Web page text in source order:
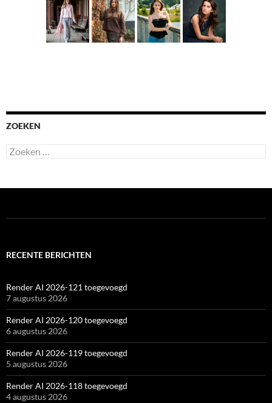
ZOEKEN
Zoeken
naar:
RECENTE BERICHTEN
Render AI 2026-121 toegevoegd
7 augustus 2026
Render AI 2026-120 toegevoegd
6 augustus 2026
Render AI 2026-119 toegevoegd
5 augustus 2026
Render AI 2026-118 toegevoegd
4 augustus 2026